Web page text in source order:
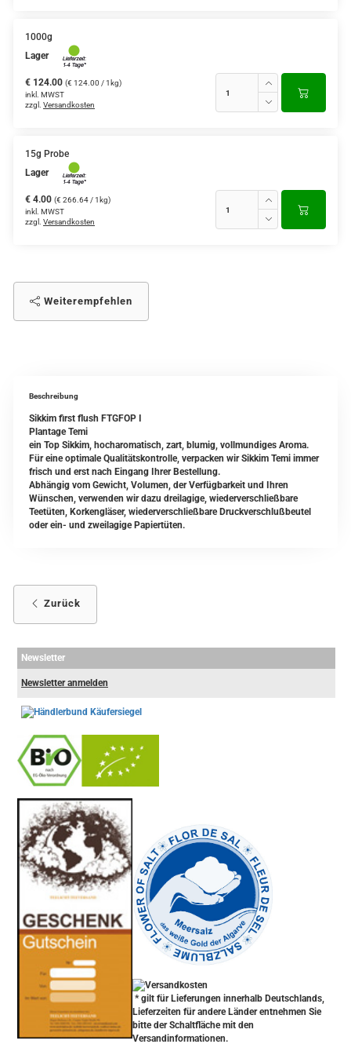
1000g
Lager
€ 124.00 (€ 124.00 / 1kg)
inkl. MWST
zzgl. Versandkosten
15g Probe
Lager
€ 4.00 (€ 266.64 / 1kg)
inkl. MWST
zzgl. Versandkosten
Weiterempfehlen
Beschreibung
Sikkim first flush FTGFOP I
Plantage Temi
ein Top Sikkim, hocharomatisch, zart, blumig, vollmundiges Aroma.
Für eine optimale Qualitätskontrolle, verpacken wir Sikkim Temi immer
frisch und erst nach Eingang Ihrer Bestellung.
Abhängig vom Gewicht, Volumen, der Verfügbarkeit und Ihren
Wünschen, verwenden wir dazu dreilagige, wiederverschließbare
Teetüten, Korkengläser, wiederverschließbare Druckverschlußbeutel
oder ein- und zweilagige Papiertüten.
Zurück
Newsletter
Newsletter anmelden
* gilt für Lieferungen innerhalb Deutschlands,
Lieferzeiten für andere Länder entnehmen Sie
bitte der Schaltfläche mit den
Versandinformationen.